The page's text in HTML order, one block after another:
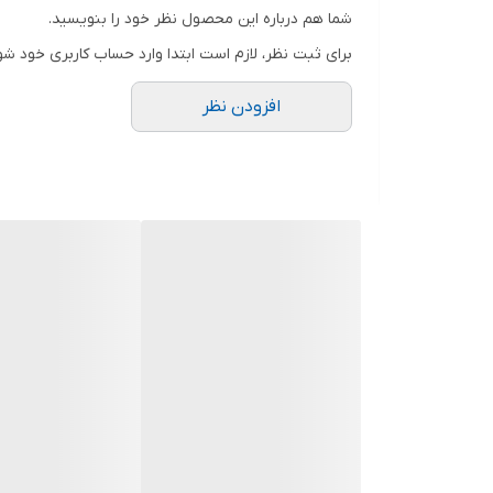
شما هم درباره این محصول نظر خود را بنویسید.
برای ثبت نظر، لازم است ابتدا وارد حساب کاربری خود
افزودن نظر